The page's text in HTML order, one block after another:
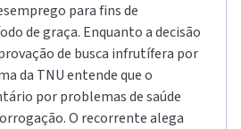
para fins de
de graça. Enquanto a decisão
de busca infrutífera por
da TNU entende que o
por problemas de saúde
O recorrente alega